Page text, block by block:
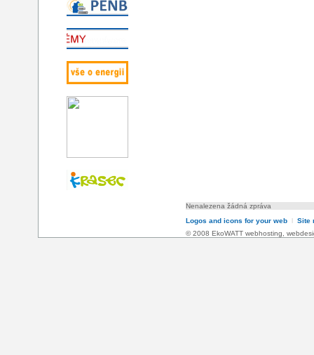
Nenalezena žádná zpráva
Logos and icons for your web l Site
© 2008 EkoWATT webhosting,